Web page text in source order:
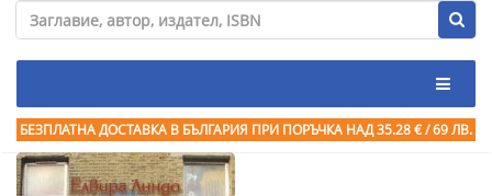
БЕЗПЛАТНА ДОСТАВКА В БЪЛГАРИЯ ПРИ ПОРЪЧКА НАД 35.28 € / 69 ЛВ.